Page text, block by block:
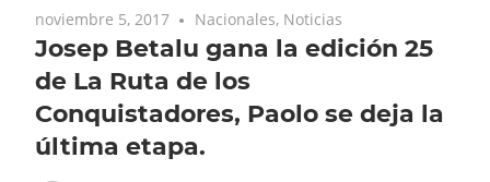
noviembre 5, 2017 Nacionales, Noticias
Josep Betalu gana la edición 25
de La Ruta de los
Conquistadores, Paolo se deja la
última etapa.